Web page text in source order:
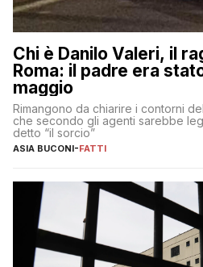
Chi è Danilo Valeri, il
Roma: il padre era
maggio
Rimangono da chiarire i contorni
che secondo gli agenti sarebbe
detto “il sorcio”
ASIA BUCONI-FATTI